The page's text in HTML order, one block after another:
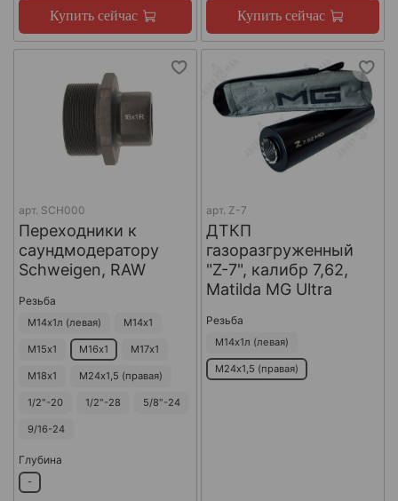
Купить сейчас Купить сейчас
арт. SCH000
Переходники к
саундмодератору
Schweigen, RAW
Резьба
М14х1л (левая) М14х1
М15х1 М16х1 М17х1
М18х1 М24х1,5 (правая)
1/2"-20 1/2"-28 5/8"-24
9/16-24
Глубина
-
арт. Z-7
ДТКП
газоразгруженный
"Z-7", калибр 7,62,
Matilda MG Ultra
Резьба
М14х1л (левая)
М24х1,5 (правая)